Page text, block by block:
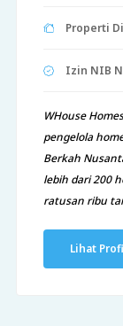
Properti
Izin NIB
WHouse
pengelola
Berkah
lebih dari 200
ratusan ribu
Lihat